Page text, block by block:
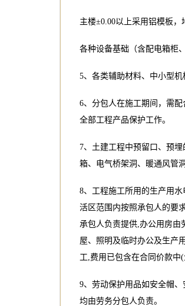
主楼±0.00以上采用铝模板
各种设备基础（含配电箱柜
5、各类辅助材料、中小型
6、分包人在施工期间，需
全部工程产品保护工作。
7、土建工程中预留口、预
箱、电气桥架洞、暖通风管
8、工程施工所用的生产用
活区范围内按照承包人的要
承包人负责提供,办公用房由
屋、照明及临时办公及生产
工,费用已包含在合同价款
9、劳动保护用品如安全帽
均由劳务分包人负责。